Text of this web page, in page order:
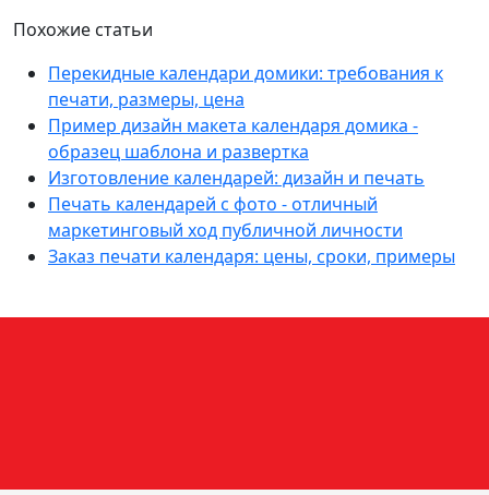
Похожие статьи
Перекидные календари домики: требования к
печати, размеры, цена
Пример дизайн макета календаря домика -
образец шаблона и развертка
Изготовление календарей: дизайн и печать
Печать календарей с фото - отличный
маркетинговый ход публичной личности
Заказ печати календаря: цены, сроки, примеры